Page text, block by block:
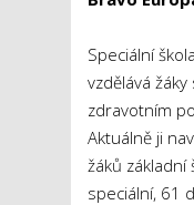
Speciální
vzdělává žáky
zdravotním
Aktuálně ji
žáků základní
speciální, 61